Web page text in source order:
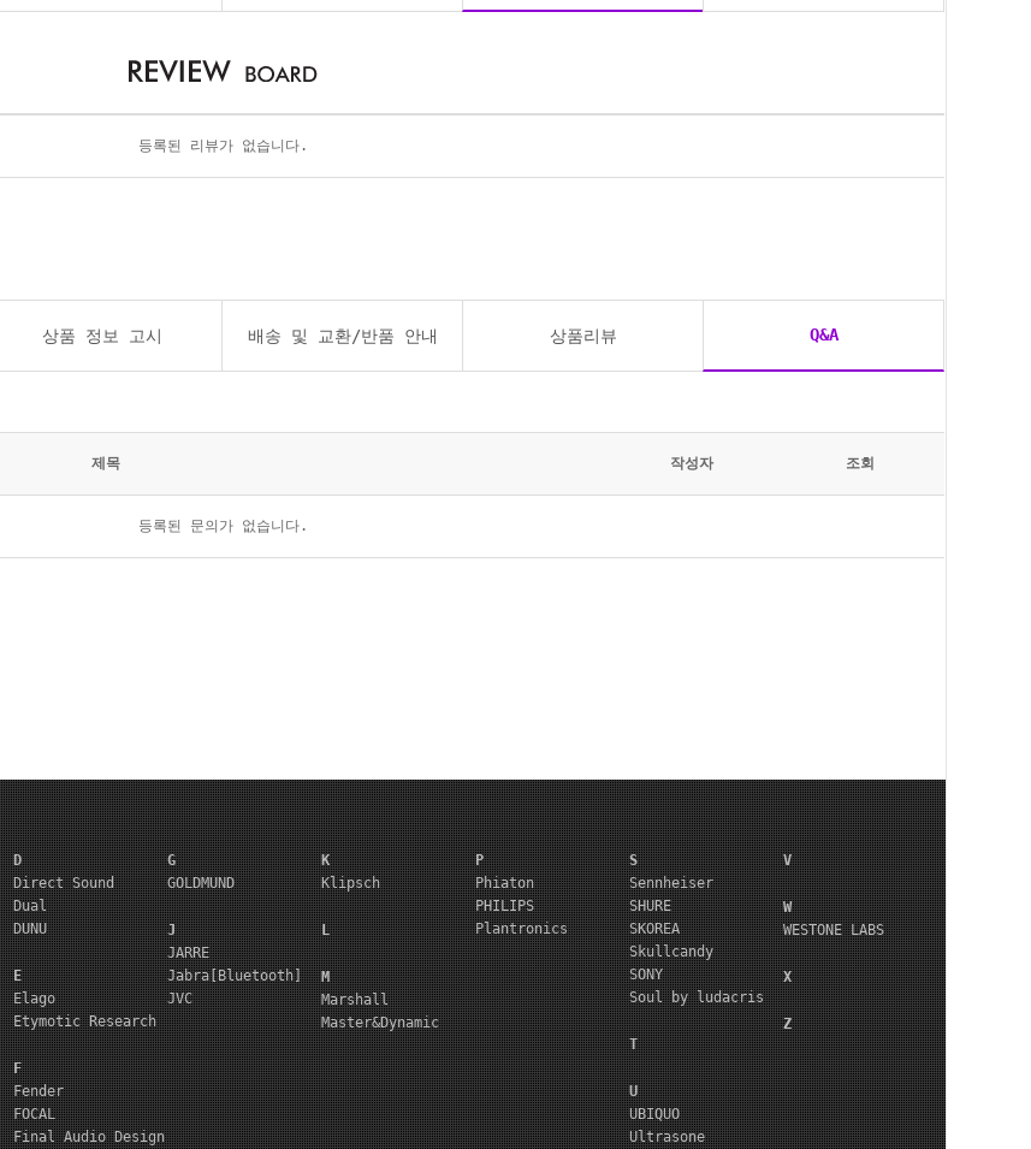
등록된 리뷰가 없습니다.
상품 정보 고시 배송 및 교환/반품 안내 상품리뷰 Q&A
제목 작성자 조회
등록된 문의가 없습니다.
D
Direct Sound
Dual
DUNU
E
Elago
Etymotic Research
F
Fender
FOCAL
Final Audio Design
G
GOLDMUND
J
JARRE
Jabra[Bluetooth]
JVC
K
Klipsch
L
M
Marshall
Master&Dynamic
P
Phiaton
PHILIPS
Plantronics
S
Sennheiser
SHURE
SKOREA
Skullcandy
SONY
Soul by ludacris
T
U
UBIQUO
Ultrasone
V
W
WESTONE LABS
X
Z